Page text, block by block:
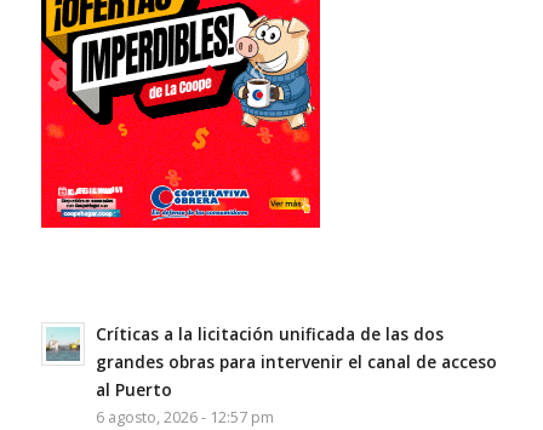
Críticas a la licitación unificada de las dos
grandes obras para intervenir el canal de acceso
al Puerto
6 agosto, 2026 - 12:57 pm